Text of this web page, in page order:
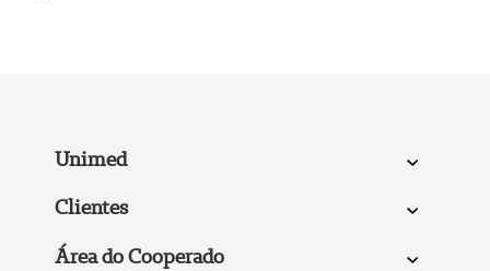
Unimed
Clientes
Área do Cooperado